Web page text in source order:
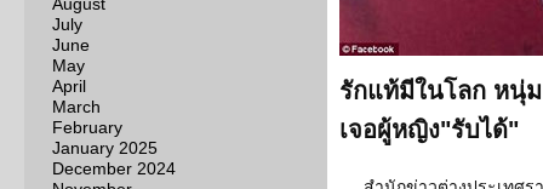
July
June
May
April
March
February
January 2025
December 2024
รักแท้มีในโลก หนุ่
เจอผู้หญิง"รับได้"